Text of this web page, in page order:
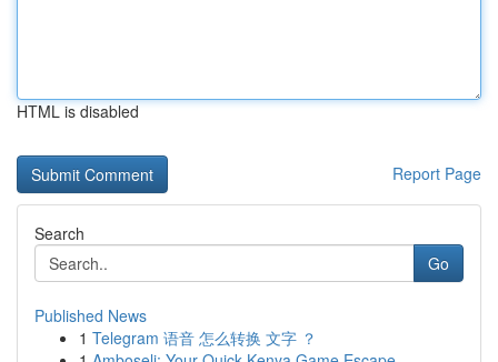
HTML is disabled
Report Page
Search
Go
Published News
1 Telegram 语音 怎么转换 文字 ？